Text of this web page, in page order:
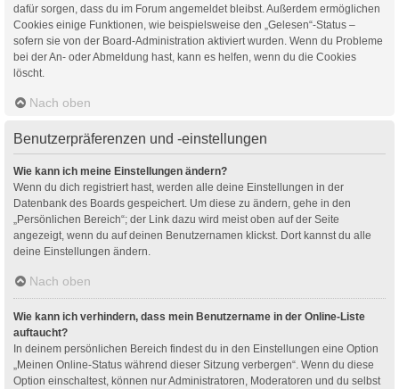
dafür sorgen, dass du im Forum angemeldet bleibst. Außerdem ermöglichen
Cookies einige Funktionen, wie beispielsweise den „Gelesen“-Status –
sofern sie von der Board-Administration aktiviert wurden. Wenn du Probleme
bei der An- oder Abmeldung hast, kann es helfen, wenn du die Cookies
löscht.
Nach oben
Benutzerpräferenzen und -einstellungen
Wie kann ich meine Einstellungen ändern?
Wenn du dich registriert hast, werden alle deine Einstellungen in der
Datenbank des Boards gespeichert. Um diese zu ändern, gehe in den
„Persönlichen Bereich“; der Link dazu wird meist oben auf der Seite
angezeigt, wenn du auf deinen Benutzernamen klickst. Dort kannst du alle
deine Einstellungen ändern.
Nach oben
Wie kann ich verhindern, dass mein Benutzername in der Online-Liste
auftaucht?
In deinem persönlichen Bereich findest du in den Einstellungen eine Option
„Meinen Online-Status während dieser Sitzung verbergen“. Wenn du diese
Option einschaltest, können nur Administratoren, Moderatoren und du selbst